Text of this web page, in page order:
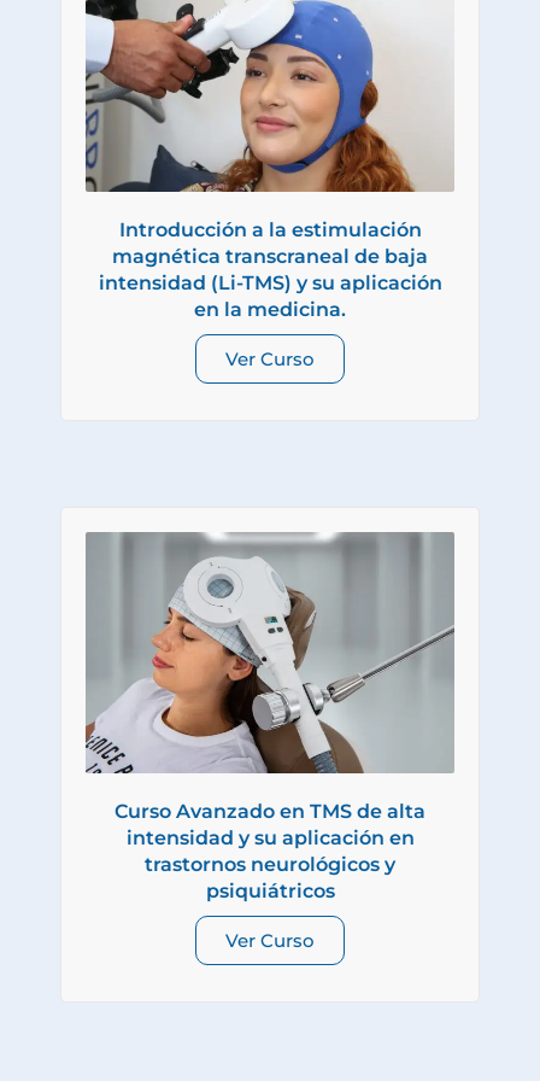
Introducción a la estimulación
magnética transcraneal de baja
intensidad (Li-TMS) y su aplicación
en la medicina.
Ver Curso
Curso Avanzado en TMS de alta
intensidad y su aplicación en
trastornos neurológicos y
psiquiátricos
Ver Curso